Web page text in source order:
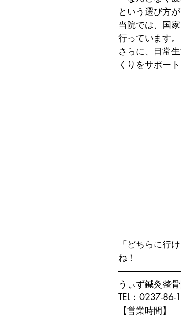
という選び方
当院では、国
行っています。
さらに、日常
くりをサポート
「どちらに行
ね！
うぃず鍼灸整
TEL：0237-86-
【営業時間】